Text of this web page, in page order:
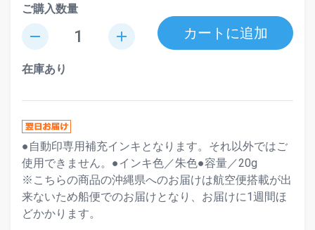
ご購入数量
remove add カートに追加
在庫あり
●自動印専用補充インキとなります。それ以外ではご
使用できません。●インキ色／朱色●容量／20g
※こちらの商品の沖縄県へのお届けは航空便搭載が出
来ないため船便でのお届けとなり、お届けに1週間ほ
どかかります。